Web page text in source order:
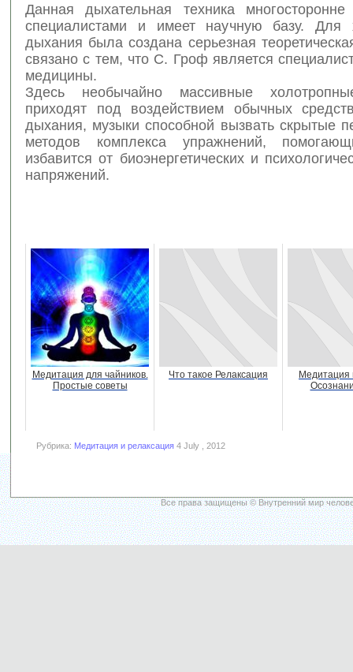
Данная дыхательная техника многосторонне
специалистами и имеет научную базу. Для
дыхания была создана серьезная
связано с тем, что С. Гроф является
медицины.
Здесь необычайно массивные
приходят под воздействием обычных
дыхания, музыки способной вызвать скрытые
методов комплекса упражнений,
избавится от биоэнергетических и
напряжений.
Медитация для чайников.
Простые советы
Что такое Релаксация
Медитация
Рубрика: Медитация и релаксация 4 July , 2012
Все права защищены © Внутренний мир